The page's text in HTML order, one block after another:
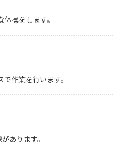
操をします。
作業を行います。
あります。